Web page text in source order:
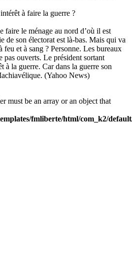
à faire la guerre ?
faire le ménage au nord d’où il est
de son électorat est là-bas. Mais qui va
feu et à sang ? Personne. Les bureaux
pas ouverts. Le président sortant
à la guerre. Car dans la guerre son
(Yahoo News)
must be an array or an object that
fmliberte/html/com_k2/